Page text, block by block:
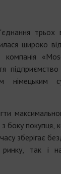
трьох
широко
компанія
німецьким
боку покупця,
зберігає
ринку, так і